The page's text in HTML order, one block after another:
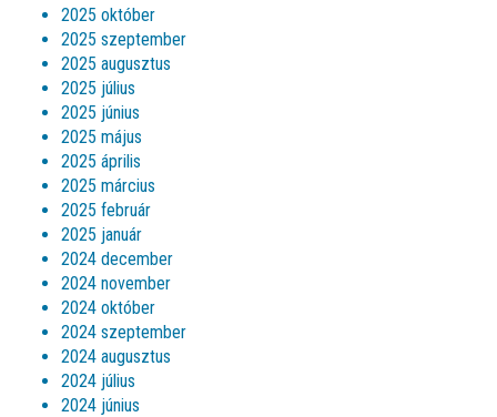
2025 október
2025 szeptember
2025 augusztus
2025 július
2025 június
2025 május
2025 április
2025 március
2025 február
2025 január
2024 december
2024 november
2024 október
2024 szeptember
2024 augusztus
2024 július
2024 június